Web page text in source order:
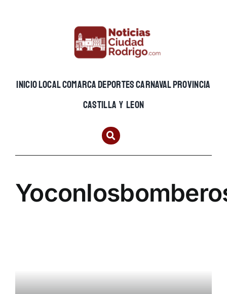
INICIOLOCALCOMARCADEPORTESCARNAVALPROVINCIA
CASTILLA Y LEON